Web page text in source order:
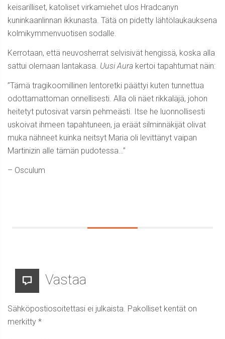
keisarilliset, katoliset virkamiehet ulos Hradcanyn
kuninkaanlinnan ikkunasta. Tätä on pidetty lähtölaukauksena
kolmikymmenvuotisen sodalle.
Kerrotaan, että neuvosherrat selvisivät hengissä, koska alla
sattui olemaan lantakasa. Uusi Aura kertoi tapahtumat näin:
”Tämä tragikoomillinen lentoretki päättyi kuten tunnettua
odottamattoman onnellisesti. Alla oli näet rikkaläjä, johon
heitetyt putosivat varsin pehmeästi. Itse he luonnollisesti
uskoivat ihmeen tapahtuneen, ja eräät silminnäkijät olivat
muka nähneet kuinka neitsyt Maria oli levittänyt vaipan
Martinizin alle tämän pudotessa…”
– Osculum
Vastaa
Sähköpostiosoitettasi ei julkaista. Pakolliset kentät on
merkitty *